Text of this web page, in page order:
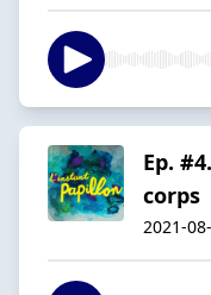
Ep.
corps
2021-